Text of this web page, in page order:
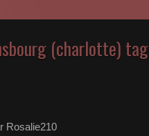
(charlotte) tag
Rosalie210